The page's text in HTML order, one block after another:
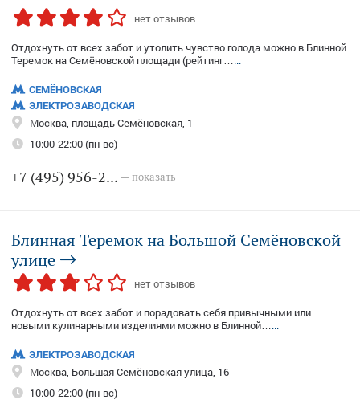
нет отзывов
Отдохнуть от всех забот и утолить чувство голода можно в Блинной
Теремок на Семёновской площади (рейтинг…...
СЕМЁНОВСКАЯ
ЭЛЕКТРОЗАВОДСКАЯ
Москва, площадь Семёновская, 1
10:00-22:00 (пн-вс)
+7 (495) 956-2... — показать
Блинная Теремок на Большой Семёновской
улице
нет отзывов
Отдохнуть от всех забот и порадовать себя привычными или
новыми кулинарными изделиями можно в Блинной…...
ЭЛЕКТРОЗАВОДСКАЯ
Москва, Большая Семёновская улица, 16
10:00-22:00 (пн-вс)